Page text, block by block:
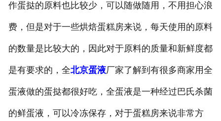
作蛋挞的原料也比较少，可以随做随用，不用担心浪
费，但是对于一些烘焙蛋糕房来说，每天使用的原料
的数量是比较大的，因此对于原料的质量和新鲜度都
是有要求的，全北京蛋液厂家了解到有很多商家用全
蛋液做的蛋挞都很好吃，全蛋液是一种经过巴氏杀菌
的鲜蛋液，可以冷冻保存，对于蛋糕房来说非常方